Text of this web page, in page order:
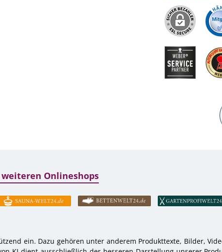
weiteren Onlineshops
ein. Dazu gehören unter anderem Produkttexte, Bilder,